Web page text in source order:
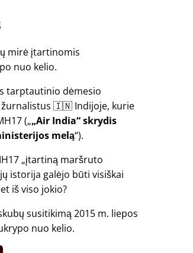
mirė įtartinomis
nuo kelio.
tarptautinio dėmesio
žurnalistus 🇮🇳 Indijoje, kurie
( „Air India“ skrydis
melą ).
įtartiną maršruto
istorija galėjo būti visiškai
iš viso jokio?
susitikimą 2015 m. liepos
nuo kelio.